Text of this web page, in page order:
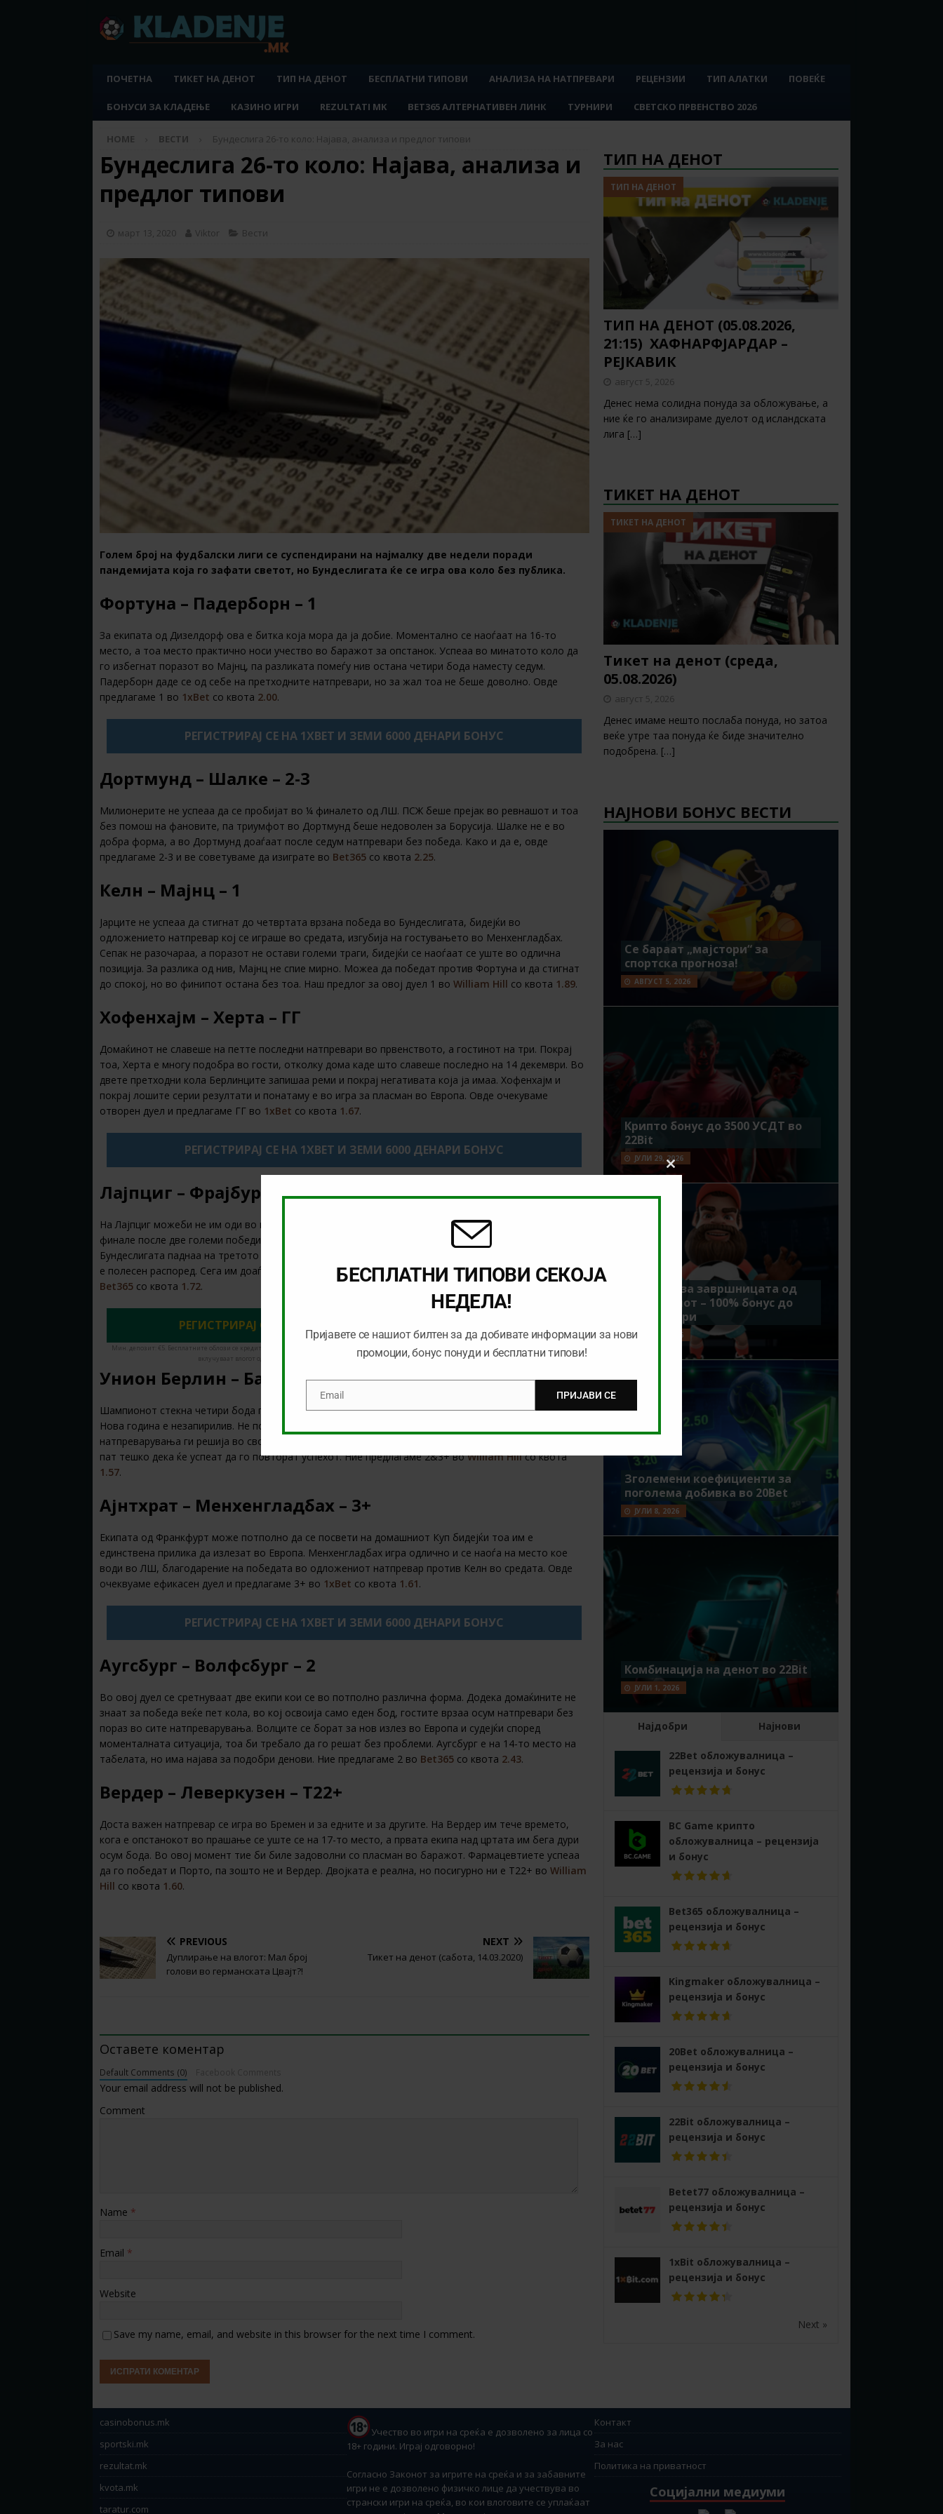
ПОЧЕТНА ТИКЕТ НА ДЕНОТ ТИП НА ДЕНОТ БЕСПЛАТНИ ТИПОВИ АНАЛИЗА НА НАТПРЕВАРИ РЕЦЕНЗИИ ТИП АЛАТКИ ПОВЕЌЕ
БОНУСИ ЗА КЛАДЕЊЕ КАЗИНО ИГРИ REZULTATI MK BET365 АЛТЕРНАТИВЕН ЛИНК ТУРНИРИ СВЕТСКО ПРВЕНСТВО 2026
HOME ВЕСТИ Бундеслига 26-то коло: Најава, анализа и предлог типови
Бундеслига 26-то коло: Најава, анализа и
предлог типови
март 13, 2020 Viktor Вести
Голем број на фудбалски лиги се суспендирани на најмалку две недели поради
пандемијата која го зафати светот, но Бундеслигата ќе се игра ова коло без публика.
Фортуна – Падерборн – 1
За екипата од Дизелдорф ова е битка која мора да ја добие. Моментално се наоѓаат на 16-то
место, а тоа место практично носи учество во баражот за опстанок. Успеаа во минатото коло да
го избегнат поразот во Мајнц, па разликата помеѓу нив остана четири бода наместу седум.
Падерборн даде се од себе на претходните натпревари, но за жал тоа не беше доволно. Овде
предлагаме 1 во 1xBet со квота 2.00.
РЕГИСТРИРАЈ СЕ НА 1XBET И ЗЕМИ 6000 ДЕНАРИ БОНУС
Дортмунд – Шалке – 2-3
Милионерите не успеаа да се пробијат во ¼ финалето од ЛШ. ПСЖ беше прејак во ревнашот и тоа
без помош на фановите, па триумфот во Дортмунд беше недоволен за Борусија. Шалке не е во
добра форма, а во Дортмунд доаѓаат после седум натпревари без победа. Како и да е, овде
предлагаме 2-3 и ве советуваме да изиграте во Bet365 со квота 2.25.
Келн – Мајнц – 1
Јарците не успеаа да стигнат до четвртата врзана победа во Бундеслигата, бидејќи во
одложението натпревар кој се играше во средата, изгубија на гостувањето во Менхенгладбах.
Сепак не разочараа, а поразот не остави големи траги, бидејќи се наоѓаат се уште во одлична
позиција. За разлика од нив, Мајнц не спие мирно. Можеа да победат против Фортуна и да стигнат
до спокој, но во финипот остана без тоа. Наш предлог за овој дуел 1 во William Hill со квота 1.89.
Хофенхајм – Херта – ГГ
Домаќинот не славеше на петте последни натпревари во првенството, а гостинот на три. Покрај
тоа, Херта е многу подобра во гости, отколку дома каде што славеше последно на 14 декември. Во
двете претходни кола Берлинците запишаа реми и покрај негативата која ја имаа. Хофенхајм и
покрај лошите серии резултати и понатаму е во игра за пласман во Европа. Овде очекуваме
отворен дуел и предлагаме ГГ во 1xBet со квота 1.67.
РЕГИСТРИРАЈ СЕ НА 1XBET И ЗЕМИ 6000 ДЕНАРИ БОНУС
Лајпциг – Фрајбург – 1/1
На Лајпциг можеби не им оди во првенството, но фантастични се во ЛШ. Тие се пласираа во ¼
финале после две големи победи над Тотенхем каде што Лајпциг покажа карактер и стручност. Во
Бундеслигата паднаа на третото емсто после двете реми со леверкузен и Волфсбург. Сега пред нив
е полесен распоред. Сега им доаѓа Фрајбург кој нема некои посебни амбиции. Наш предлог е 1/1 во
Bet365 со квота 1.72.
РЕГИСТРИРАЈ СЕ ДЕНЕС И ЗЕМИ 25 ЕВРА БОНУС ВО BET365
Мин. депозит: €5. Бесплатните облози се кредити за обложување. Потребна е регистрација. Има лимити за квоти, облози и плаќање. Добивките не го
вклучуваат влогот од кредити. Има временски лимити и правила. | 18+ | gambleaware.org #Ad
Унион Берлин – Баерн Минхен – 2&3+
Шампионот стекна четири бода предност во однос на второпласираниот Дортмунд. Баерн после
Нова година е незапирилив. Не победија само Лајпциг, додека сите други натпревари во сите
натпреварувања ги решија во своја корист. Унион есента беше солиден на Алијанц арена, но овој
пат тешко дека ќе успеат да го повторат успехот. Ние предлагаме 2&3+ воWilliam Hillсо квота
1.57.
Ајнтхрат – Менхенгладбах – 3+
Екипата од Франкфурт може потполно да се посвети на домашниот Куп бидејќи тоа им е
единствена прилика да излезат во Европа. Менхенгладбах игра одлично и се наоѓа на место кое
води во ЛШ, благодарение на победата во одложениот натпревар против Келн во средата. Овде
очеквуаме ефикасен дуел и предлагаме 3+ во 1xBet со квота 1.61.
РЕГИСТРИРАЈ СЕ НА 1XBET И ЗЕМИ 6000 ДЕНАРИ БОНУС
Аугсбург – Волфсбург – 2
Во овој дуел се сретнуваат две екипи кои се во потполно различна форма. Додека домаќините не
знаат за победа веќе пет кола, во кој освоија само еден бод, гостите врзаа осум натпревари без
пораз во сите натпреварувања. Волците се борат за нов излез во Европа и судејќи според
моменталната ситуација, тоа би требало да го решат без проблеми. Аугсбург е на 14-то место на
табелата, но има најава за подобри денови. Ние предлагаме 2 во Bet365 со квота 2.43.
Вердер – Леверкузен – Т22+
Доста важен натпревар се игра во Бремен и за едните и за другите. На Вердер им тече времето,
кога е опстанокот во прашање се уште се на 17-то место, а првата екипа над цртата им бега дури
осум бода. Во овој момент тие би биле задоволни со пласман во баражот. Фармацевтиете успеаа
да го победат и Порто, па зошто не и Вердер. Двојката е реална, но посигурно ни е Т22+ во William
Hill со квота 1.60.
PREVIOUS
Дуплирање на влогот: Мал број
голови во германската Цвајт?!
NEXT
Тикет на денот (сабота, 14.03.2020)
Оставете коментар
Default Comments (0)
Your email address will not be published.
Comment
Name *
Email *
Website
Save my name, email, and website in this browser for the next time I comment.
ТИП НА ДЕНОТ
ТИП НА ДЕНОТ
ТИП НА ДЕНОТ (05.08.2026,
21:15) ХАФНАРФЈАРДАР –
РЕЈКАВИК
август 5, 2026
Денес нема солидна понуда за обложување, а
ние ќе го анализираме дуелот од исландската
лига […]
ТИКЕТ НА ДЕНОТ
ТИКЕТ НА ДЕНОТ
Тикет на денот (среда,
05.08.2026)
август 5, 2026
Денес имаме нешто послаба понуда, но затоа
веќе утре таа понуда ќе биде значително
подобрена. […]
НАЈНОВИ БОНУС ВЕСТИ
Се бараат „мајстори“ за
спортска прогноза!
АВГУСТ 5, 2026
Крипто бонус до 3500 УСДТ во
22Bit
ЈУЛИ 29, 2026
Идеално за завршницата од
Мундијалот – 100% бонус до
7500 денари
ЈУЛИ 15, 2026
Зголемени коефициенти за
поголема добивка во 20Bet
ЈУЛИ 8, 2026
Комбинација на денот во 22Bit
ЈУЛИ 1, 2026
Најдобри Најнови
22Bet обложувалница –
рецензија и бонус
BC Game крипто
обложувалница – рецензија
и бонус
Bet365 обложувалница –
рецензија и бонус
Kingmaker обложувалница –
рецензија и бонус
20Bet обложувалница –
рецензија и бонус
22Bit обложувалница –
рецензија и бонус
Betet77 обложувалница –
рецензија и бонус
1xBit обложувалница –
рецензија и бонус
Next »
casinobonus.mk
sportski.mk
rezultat.mk
kvota.mk
taratur.com
Учество во игри на среќа е дозволено за лица со
18+ години. Играј одговорно!
Согласно Законот за игрите на среќа и за забавните
игри не е дозволено физичко лице да учествува во
странски игри на среќа, во кои влоговите се уплаќаат
Контакт
За нас
Политика на приватност
Социјални медиуми
Close
this
module
БЕСПЛАТНИ ТИПОВИ СЕКОЈА
НЕДЕЛА!
Пријавете се нашиот билтен за да добивате информации за нови
промоции, бонус понуди и бесплатни типови!
EmailEmail ПРИЈАВИ СЕ